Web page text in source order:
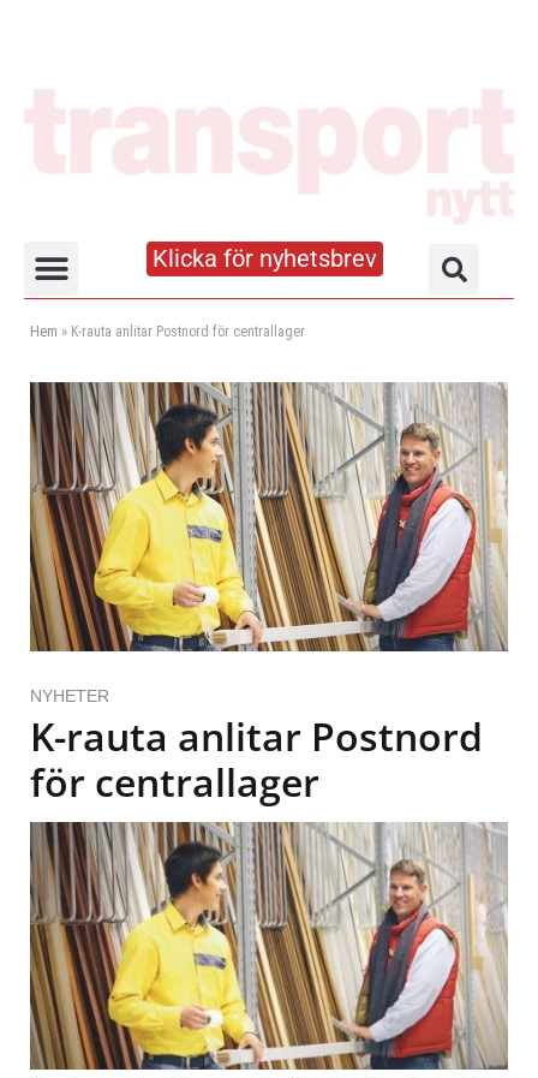
Klicka för nyhetsbrev
Hem » K-rauta anlitar Postnord för centrallager
NYHETER
K-rauta anlitar Postnord
för centrallager